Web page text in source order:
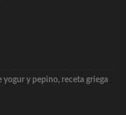
yogur y pepino, receta griega